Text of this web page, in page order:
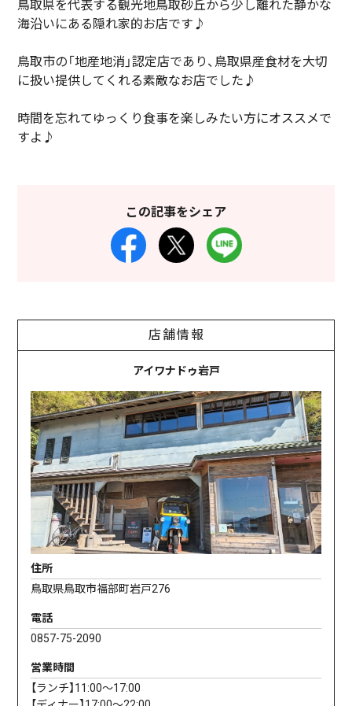
鳥取県を代表する観光地鳥取砂丘から少し離れた静かな
海沿いにある隠れ家的お店です♪
鳥取市の「地産地消」認定店であり、鳥取県産食材を大切
に扱い提供してくれる素敵なお店でした♪
時間を忘れてゆっくり食事を楽しみたい方にオススメで
すよ♪
この記事をシェア
店舗情報
アイワナドゥ岩戸
住所
鳥取県鳥取市福部町岩戸276
電話
0857-75-2090
営業時間
【ランチ】11:00〜17:00